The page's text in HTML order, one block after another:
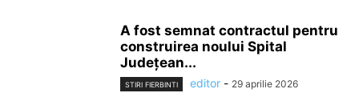
A fost semnat contractul pentru
construirea noului Spital
Județean...
STIRI FIERBINTI editor - 29 aprilie 2026